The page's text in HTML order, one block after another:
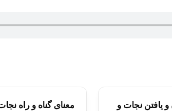
نجات و
معنای گناه و راه